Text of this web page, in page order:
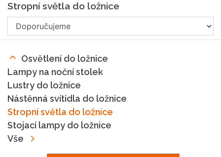
Stropní světla do ložnice
Osvětlení do ložnice
Lampy na noční stolek
Lustry do ložnice
Nástěnná svítidla do ložnice
Stropní světla do ložnice
Stojací lampy do ložnice
Vše